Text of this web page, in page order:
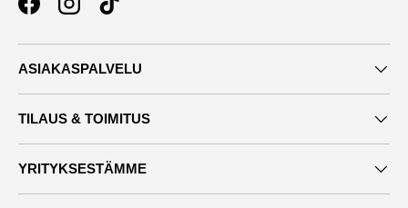
FacebookInstagramTikTok
ASIAKASPALVELU
TILAUS & TOIMITUS
YRITYKSESTÄMME